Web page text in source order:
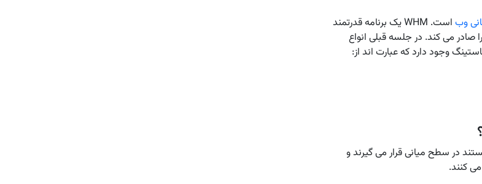
وب
است. WHM یک برنامه قدرتمند
صادر می کند. در جلسه قبلی انواع
در سطح میانی قرار می گیرند و